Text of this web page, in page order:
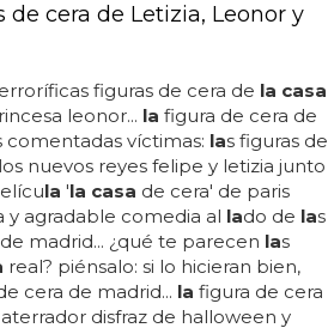
de cera de Letizia, Leonor y
figuras de cera de la casa
leonor... la figura de cera de
comentadas víctimas: las figuras de
nuevos reyes felipe y letizia junto
la 'la casa de cera' de paris
y agradable comedia al lado de las
madrid... ¿qué te parecen las
real? piénsalo: si lo hicieran bien,
cera de madrid... la figura de cera
disfraz de halloween y